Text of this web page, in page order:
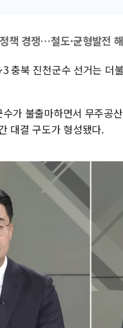
책 경쟁…철도·균형발전
충북 진천군수 선거는 더
가 불출마하면서 무주공
대결 구도가 형성됐다.